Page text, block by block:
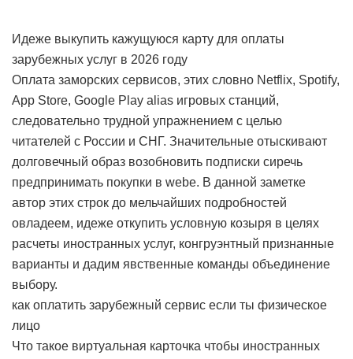
Идеже выкупить кажущуюся карту для оплаты
зарубежных услуг в 2026 году
Оплата заморских сервисов, этих словно Netflix, Spotify,
App Store, Google Play alias игровых станций,
следовательно трудной упражнением с целью
читателей с России и СНГ. Значительные отыскивают
долговечный образ возобновить подписки сиречь
предпринимать покупки в webе. В данной заметке
автор этих строк до мельчайших подробностей
овладеем, идеже откупить условную козыря в целях
расчеты иностранных услуг, конгруэнтный признанные
варианты и дадим явственные команды объединение
выбору.
как оплатить зарубежный сервис если ты физическое
лицо
Что такое виртуальная карточка чтобы иностранных